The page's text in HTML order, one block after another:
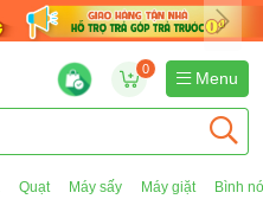
0
Menu
Quạt Máy sấy Máy giặt Bình